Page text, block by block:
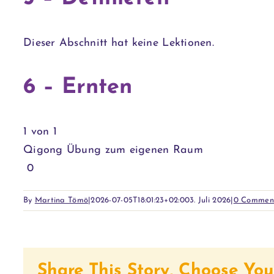
Abschnitts
–
einschreiben,
auf
zugreifen
2
des
4
in
Kurs
um
zugreifen
zu
können.
Dieser Abschnitt hat keine Lektionen.
6 – Ernten
1 von 1
Qigong Übung zum eigenen Raum
Lektion
von
Du
dich
0
By Martina Tömö |2026-07-05T18:01:23+02:003. Juli 2026 0